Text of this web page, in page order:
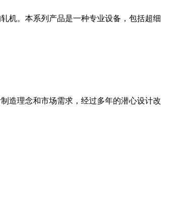
机。本系列产品是一种专业设备，包括超细
造理念和市场需求，经过多年的潜心设计改